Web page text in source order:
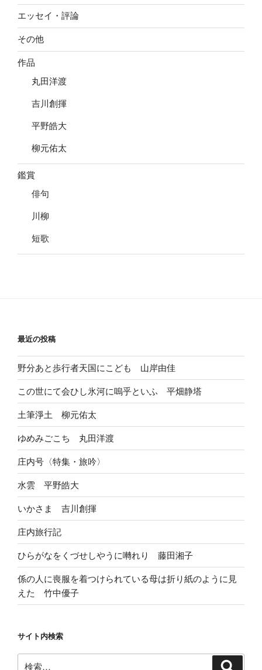
エッセイ・評論
その他
作品
丸田洋渡
吉川創揮
平野皓大
柳元佑太
鑑賞
俳句
川柳
短歌
最近の投稿
野分あと歩行者天国にこども 山岸由佳
この世にて会ひし氷河に嗚乎といふ 平畑静塔
土筆淨土 柳元佑太
ゆめみごこち 丸田洋渡
庄内号〈特集・旅吟〉
水雲 平野皓大
いかさま 吉川創揮
庄内旅行記
ひらがなをくづせしやうに囀れり 藤田湘子
係の人に喪服を着つけられている母は折り紙のように見
えた 竹中優子
サイト内検索